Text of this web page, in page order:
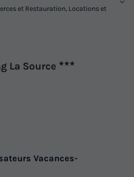
Enfants
et Restauration, Locations et
La Source ★★★
Vacances-